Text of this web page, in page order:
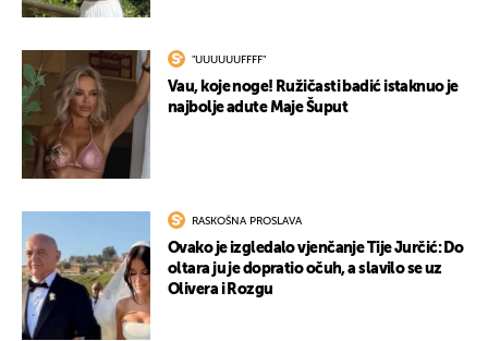
"UUUUUUFFFF"
Vau, koje noge! Ružičasti badić istaknuo je
najbolje adute Maje Šuput
RASKOŠNA PROSLAVA
Ovako je izgledalo vjenčanje Tije Jurčić: Do
oltara ju je dopratio očuh, a slavilo se uz
Olivera i Rozgu